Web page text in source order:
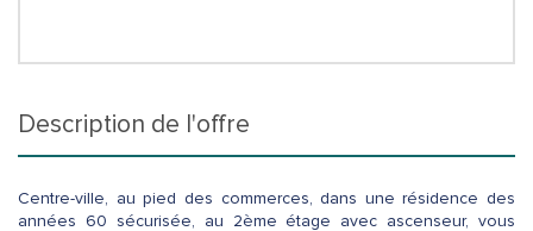
description de l'offre
Centre-ville, au pied des commerces, dans une résidence des
années 60 sécurisée, au 2ème étage avec ascenseur, vous